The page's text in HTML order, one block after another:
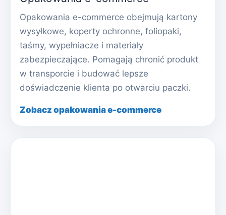
Opakowania e-commerce obejmują kartony
wysyłkowe, koperty ochronne, foliopaki,
taśmy, wypełniacze i materiały
zabezpieczające. Pomagają chronić produkt
w transporcie i budować lepsze
doświadczenie klienta po otwarciu paczki.
Zobacz opakowania e-commerce